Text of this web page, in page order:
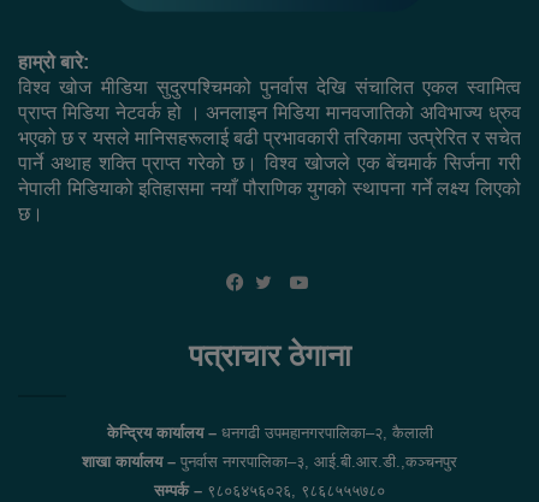
हाम्रो बारे:
विश्व खोज मीडिया सुदुरपश्चिमको पुनर्वास देखि संचालित एकल स्वामित्व
प्राप्त मिडिया नेटवर्क हो । अनलाइन मिडिया मानवजातिको अविभाज्य ध्रुव
भएको छ र यसले मानिसहरूलाई बढी प्रभावकारी तरिकामा उत्प्रेरित र सचेत
पार्ने अथाह शक्ति प्राप्त गरेको छ। विश्व खोजले एक बेंचमार्क सिर्जना गरी
नेपाली मिडियाको इतिहासमा नयाँ पौराणिक युगको स्थापना गर्ने लक्ष्य लिएको
छ।
YouTube
पत्राचार ठेगाना
केन्द्रिय कार्यालय –धनगढी उपमहानगरपालिका–२, कैलाली
शाखा कार्यालय – पुनर्वास नगरपालिका–३, आई.बी.आर.डी.,कञ्चनपुर
सम्पर्क – ९८०६४५६०२६, ९८६८५५५७८०